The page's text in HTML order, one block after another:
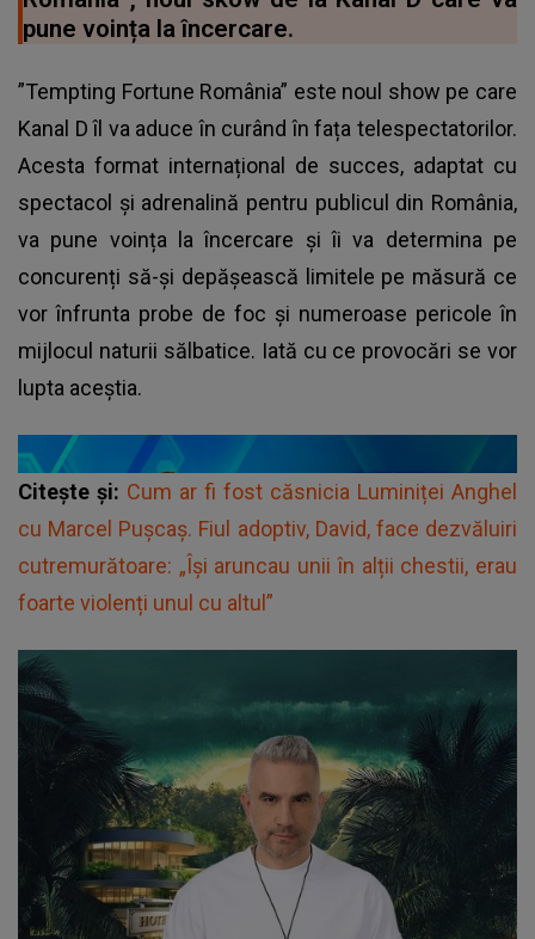
pune voința la încercare.
”Tempting Fortune România” este noul show pe care
Kanal D îl va aduce în curând în fața telespectatorilor.
Acesta format internațional de succes, adaptat cu
spectacol și adrenalină pentru publicul din România,
va pune voința la încercare și îi va determina pe
concurenți să-și depășească limitele pe măsură ce
vor înfrunta probe de foc și numeroase pericole în
mijlocul naturii sălbatice. Iată cu ce provocări se vor
lupta aceștia.
Citește și: Cum ar fi fost căsnicia Luminiței Anghel
cu Marcel Pușcaș. Fiul adoptiv, David, face dezvăluiri
cutremurătoare: „Își aruncau unii în alții chestii, erau
foarte violenți unul cu altul”